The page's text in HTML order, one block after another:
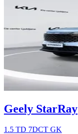
Geely StarRay
1.5 TD 7DCT GK